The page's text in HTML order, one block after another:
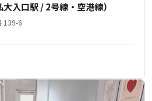
入口駅 / 2号線・空港線）
139-6